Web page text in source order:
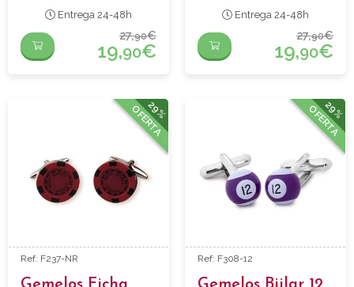
Entrega 24-48h
27,90€
19,90€
Entrega 24-48h
27,90€
19,90€
29%
OFERTA
Ref: F237-NR
29%
OFERTA
Ref: F308-12